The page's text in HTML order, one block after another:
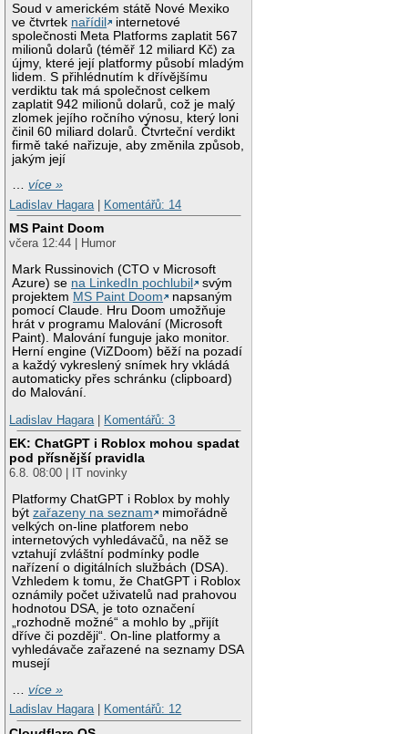
Soud v americkém státě Nové Mexiko
ve čtvrtek nařídil
internetové
společnosti Meta Platforms zaplatit 567
milionů dolarů (téměř 12 miliard Kč) za
újmy, které její platformy působí mladým
lidem. S přihlédnutím k dřívějšímu
verdiktu tak má společnost celkem
zaplatit 942 milionů dolarů, což je malý
zlomek jejího ročního výnosu, který loni
činil 60 miliard dolarů. Čtvrteční verdikt
firmě také nařizuje, aby změnila způsob,
jakým její
…více »
Ladislav Hagara
Komentářů: 14
MS Paint Doom
včera 12:44 | Humor
Mark Russinovich (CTO v Microsoft
Azure) se na LinkedIn pochlubil
svým
projektem MS Paint Doom
napsaným
pomocí Claude. Hru Doom umožňuje
hrát v programu Malování (Microsoft
Paint). Malování funguje jako monitor.
Herní engine (ViZDoom) běží na pozadí
a každý vykreslený snímek hry vkládá
automaticky přes schránku (clipboard)
do Malování.
Ladislav Hagara
Komentářů: 3
EK: ChatGPT i Roblox mohou spadat
pod přísnější pravidla
6.8. 08:00 | IT novinky
Platformy ChatGPT i Roblox by mohly
býtzařazeny na seznam
mimořádně
velkých on-line platforem nebo
internetových vyhledávačů, na něž se
vztahují zvláštní podmínky podle
nařízení o digitálních službách (DSA).
Vzhledem k tomu, že ChatGPT i Roblox
oznámily počet uživatelů nad prahovou
hodnotou DSA, je toto označení
„rozhodně možné“ a mohlo by „přijít
dříve či později“. On-line platformy a
vyhledávače zařazené na seznamy DSA
musejí
…více »
Ladislav Hagara| Komentářů: 12